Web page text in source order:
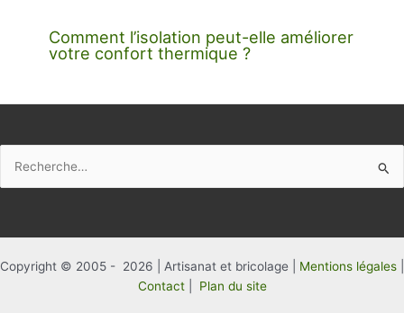
Comment l’isolation peut-elle améliorer
votre confort thermique ?
Copyright © 2005 - 2026 | Artisanat et bricolage | Mentions légales
Contact| Plan du site